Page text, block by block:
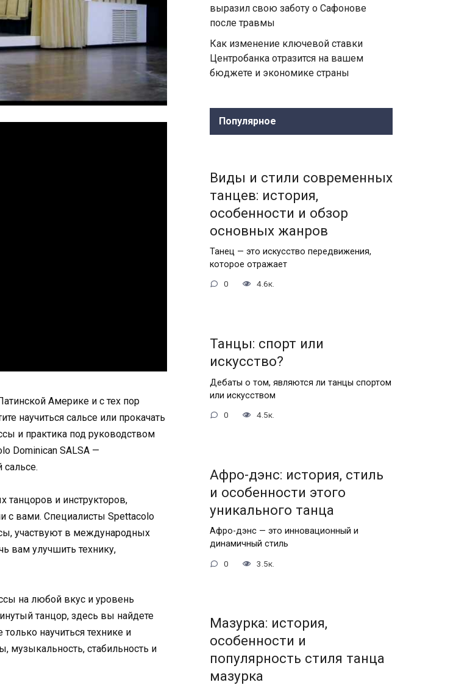
Америке и с тех пор
научиться сальсе или прокачать
и практика под руководством
Dominican SALSA —
танцоров и инструкторов,
с вами. Специалисты Spettacolo
участвуют в международных
вам улучшить технику,
на любой вкус и уровень
танцор, здесь вы найдете
научиться технике и
музыкальность, стабильность и
выразил свою заботу о Сафонове
после травмы
Как изменение ключевой ставки
Центробанка отразится на вашем
бюджете и экономике страны
Популярное
Виды и стили современных
танцев: история,
особенности и обзор
основных жанров
Танец — это искусство передвижения,
которое отражает
0 4.6к.
Танцы: спорт или
искусство?
Дебаты о том, являются ли танцы спортом
или искусством
0 4.5к.
Афро-дэнс: история, стиль
и особенности этого
уникального танца
Афро-дэнс — это инновационный и
динамичный стиль
0 3.5к.
Мазурка: история,
особенности и
популярность стиля танца
мазурка